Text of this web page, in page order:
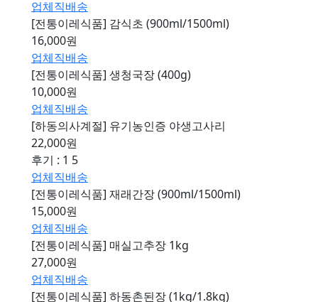
업체직배송
[전통이레식품] 감식초 (900ml/1500ml)
16,000원
업체직배송
[전통이레식품] 생청국장 (400g)
10,000원
업체직배송
[하동의사계절] 유기농인증 야생고사리
22,000원
후기 : 1 5
업체직배송
[전통이레식품] 재래간장 (900ml/1500ml)
15,000원
업체직배송
[전통이레식품] 매실고추장 1kg
27,000원
업체직배송
[전통이레식품] 하동촌된장 (1kg/1.8kg)